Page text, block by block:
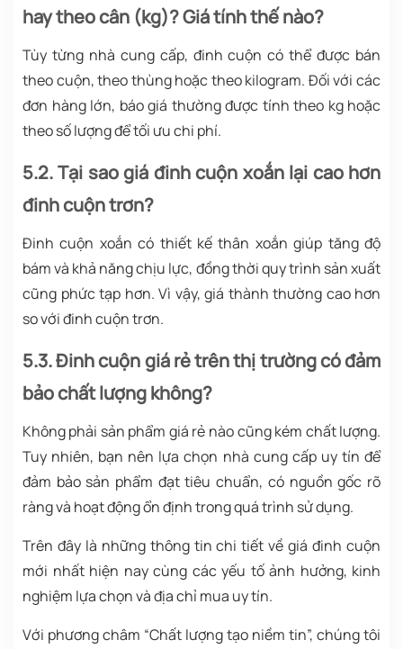
hay theo cân (kg)? Giá tính thế nào?
Tùy từng nhà cung cấp, đinh cuộn có thể được bán
theo cuộn, theo thùng hoặc theo kilogram. Đối với các
đơn hàng lớn, báo giá thường được tính theo kg hoặc
theo số lượng để tối ưu chi phí.
5.2. Tại sao giá đinh cuộn xoắn lại cao hơn
đinh cuộn trơn?
Đinh cuộn xoắn có thiết kế thân xoắn giúp tăng độ
bám và khả năng chịu lực, đồng thời quy trình sản xuất
cũng phức tạp hơn. Vì vậy, giá thành thường cao hơn
so với đinh cuộn trơn.
5.3. Đinh cuộn giá rẻ trên thị trường có đảm
bảo chất lượng không?
Không phải sản phẩm giá rẻ nào cũng kém chất lượng.
Tuy nhiên, bạn nên lựa chọn nhà cung cấp uy tín để
đảm bảo sản phẩm đạt tiêu chuẩn, có nguồn gốc rõ
ràng và hoạt động ổn định trong quá trình sử dụng.
Trên đây là những thông tin chi tiết về giá đinh cuộn
mới nhất hiện nay cùng các yếu tố ảnh hưởng, kinh
nghiệm lựa chọn và địa chỉ mua uy tín.
Với phương châm “Chất lượng tạo niềm tin”, chúng tôi